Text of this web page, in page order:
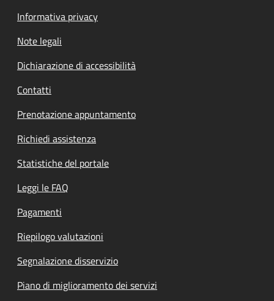
Informativa privacy
Note legali
Dichiarazione di accessibilità
Contatti
Prenotazione appuntamento
Richiedi assistenza
Statistiche del portale
Leggi le FAQ
Pagamenti
Riepilogo valutazioni
Segnalazione disservizio
Piano di miglioramento dei servizi